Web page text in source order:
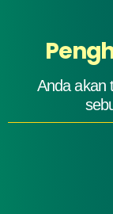
Anda akan